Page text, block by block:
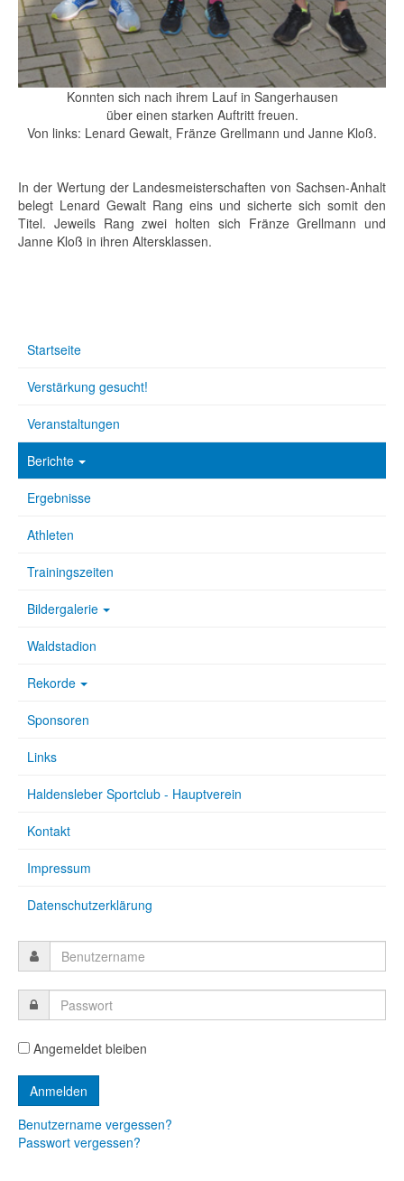
Konnten sich nach ihrem Lauf in Sangerhausen
über einen starken Auftritt freuen.
Von links: Lenard Gewalt, Fränze Grellmann und Janne Kloß.
In der Wertung der Landesmeisterschaften von Sachsen-Anhalt
belegt Lenard Gewalt Rang eins und sicherte sich somit den
Titel. Jeweils Rang zwei holten sich Fränze Grellmann und
Janne Kloß in ihren Altersklassen.
Startseite
Verstärkung gesucht!
Veranstaltungen
Berichte
Ergebnisse
Athleten
Trainingszeiten
Bildergalerie
Waldstadion
Rekorde
Sponsoren
Links
Haldensleber Sportclub - Hauptverein
Kontakt
Impressum
Datenschutzerklärung
Angemeldet bleiben
Benutzername vergessen?
Passwort vergessen?